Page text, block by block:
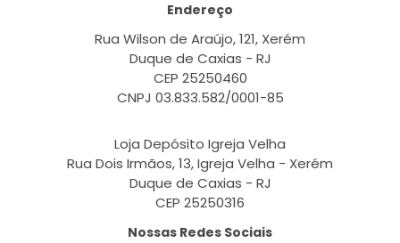
Endereço
Rua Wilson de Araújo, 121, Xerém
Duque de Caxias - RJ
CEP 25250460
CNPJ 03.833.582/0001-85
Loja Depósito Igreja Velha
Rua Dois Irmãos, 13, Igreja Velha - Xerém
Duque de Caxias - RJ
CEP 25250316
Nossas Redes Sociais